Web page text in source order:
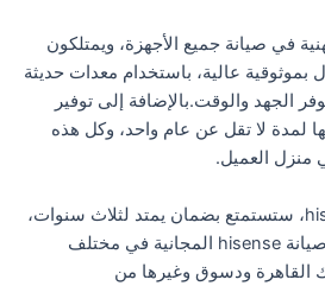
في صيانة جميع الأجهزة، ويمتلكون
عالية، باستخدام معدات حديثة
الجهد والوقت.بالإضافة إلى توفير
لمدة لا تقل عن عام واحد، وكل هذه
منزل العميل.
بتوفيرك غسالة من hisense، ستستمتع بضمان يمتد لثلاث سنوات،
يسمح لك بالاستفادة من صيانة hisense المجانية في مختلف
القاهرة ودسوق وغيرها من